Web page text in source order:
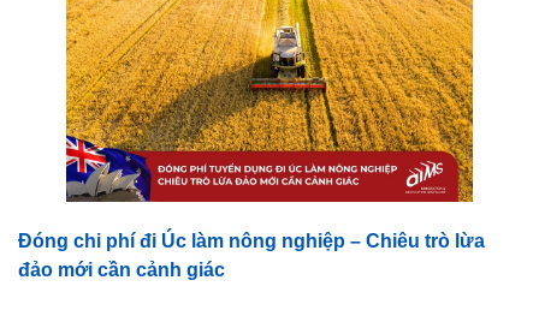
Đóng chi phí đi Úc làm nông nghiệp – Chiêu trò lừa
đảo mới cần cảnh giác